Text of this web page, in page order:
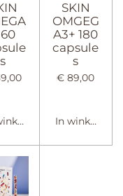
s
SKIN
OMGEG
A3+ 180
capsule
s
€ 89,00
In